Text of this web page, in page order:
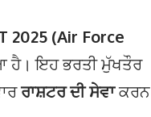
2025 (Air Force
ਹੈ। ਇਹ ਭਰਤੀ ਮੁੱਖਤੌਰ
ਰਾਸ਼ਟਰ ਦੀ ਸੇਵਾਕਰਨ